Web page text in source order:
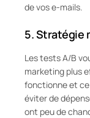
de vos e-mails.
5.Stratégie
Les tests A/B
marketing plus
fonctionne et
éviter de
ont peu de